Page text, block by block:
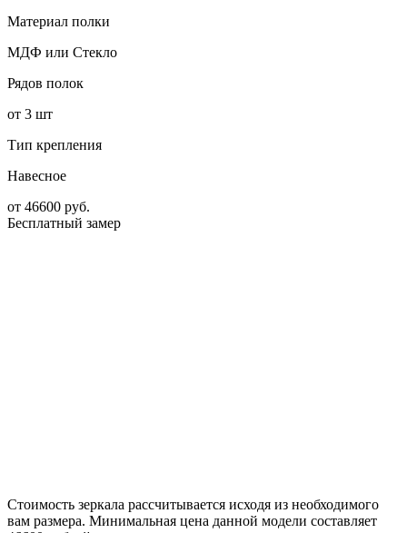
Материал полки
МДФ или Стекло
Рядов полок
от 3 шт
Тип крепления
Навесное
от 46600 руб.
Бесплатный замер
Стоимость зеркала рассчитывается исходя из необходимого
вам размера. Минимальная цена данной модели составляет